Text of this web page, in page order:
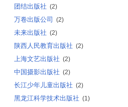
团结出版社 (2)
万卷出版公司 (2)
未来出版社 (2)
陕西人民教育出版社 (2)
上海文艺出版社 (2)
中国摄影出版社 (2)
长江少年儿童出版社 (2)
黑龙江科学技术出版社 (1)